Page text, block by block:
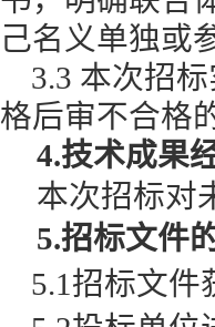
己名义单独或
3.3 本次招
格后审不合格
4.技术成果
本次招标对
5.招标文件
5.1招标文件